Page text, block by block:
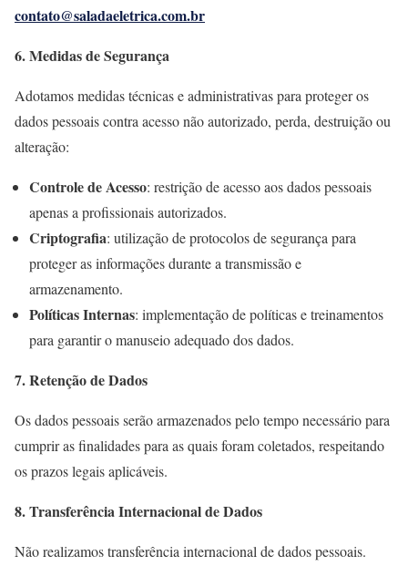
contato@saladaeletrica.com.br
6. Medidas de Segurança
Adotamos medidas técnicas e administrativas para proteger os
dados pessoais contra acesso não autorizado, perda, destruição ou
alteração:
Controle de Acesso: restrição de acesso aos dados pessoais
apenas a profissionais autorizados.
Criptografia: utilização de protocolos de segurança para
proteger as informações durante a transmissão e
armazenamento.
Políticas Internas: implementação de políticas e treinamentos
para garantir o manuseio adequado dos dados.
7. Retenção de Dados
Os dados pessoais serão armazenados pelo tempo necessário para
cumprir as finalidades para as quais foram coletados, respeitando
os prazos legais aplicáveis.
8. Transferência Internacional de Dados
Não realizamos transferência internacional de dados pessoais.